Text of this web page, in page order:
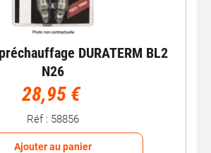
DURATERM BL2
N26
28,95 €
Réf : 58856
Ajouter au panier